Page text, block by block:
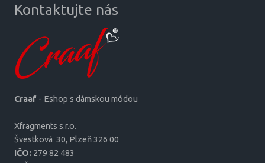
Kontaktujte nás
Craaf - Eshop s dámskou módou
Xfragments s.r.o.
Šves­tková 30, Plzeň 326 00
IČO: 279 82 483